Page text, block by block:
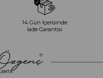
14 Gün İçerisinde
İade Garantisi